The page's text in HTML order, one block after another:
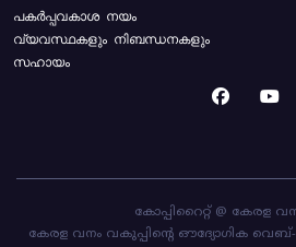
പകർപ്പവകാശ നയം
വ്യവസ്ഥകളും നിബന്ധനകളും
സഹായം
കോപ്പിറൈറ്റ് @ കേരള
കേരള വനം വകുപ്പിന്റെ ഔദ്യോഗിക